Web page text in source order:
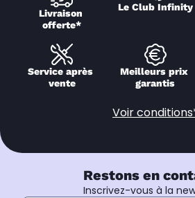
Livraison
offerte*
Le Club Infinity
Service après
vente
Meilleurs prix
garantis
Voir
Restons en
Inscrivez-vous à la